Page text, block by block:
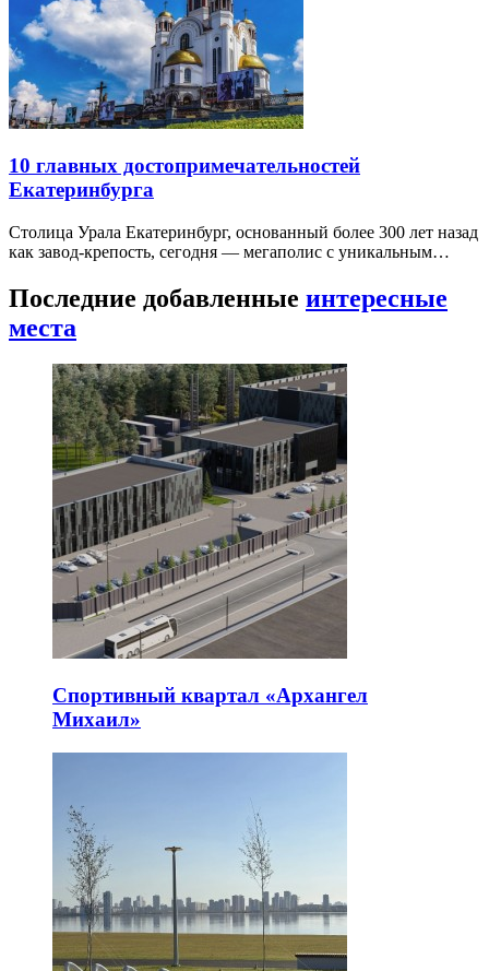
10 главных достопримечательностей
Екатеринбурга
Столица Урала Екатеринбург, основанный более 300 лет назад
как завод-крепость, сегодня — мегаполис с уникальным…
Последние добавленные интересные
места
Спортивный квартал «Архангел
Михаил»